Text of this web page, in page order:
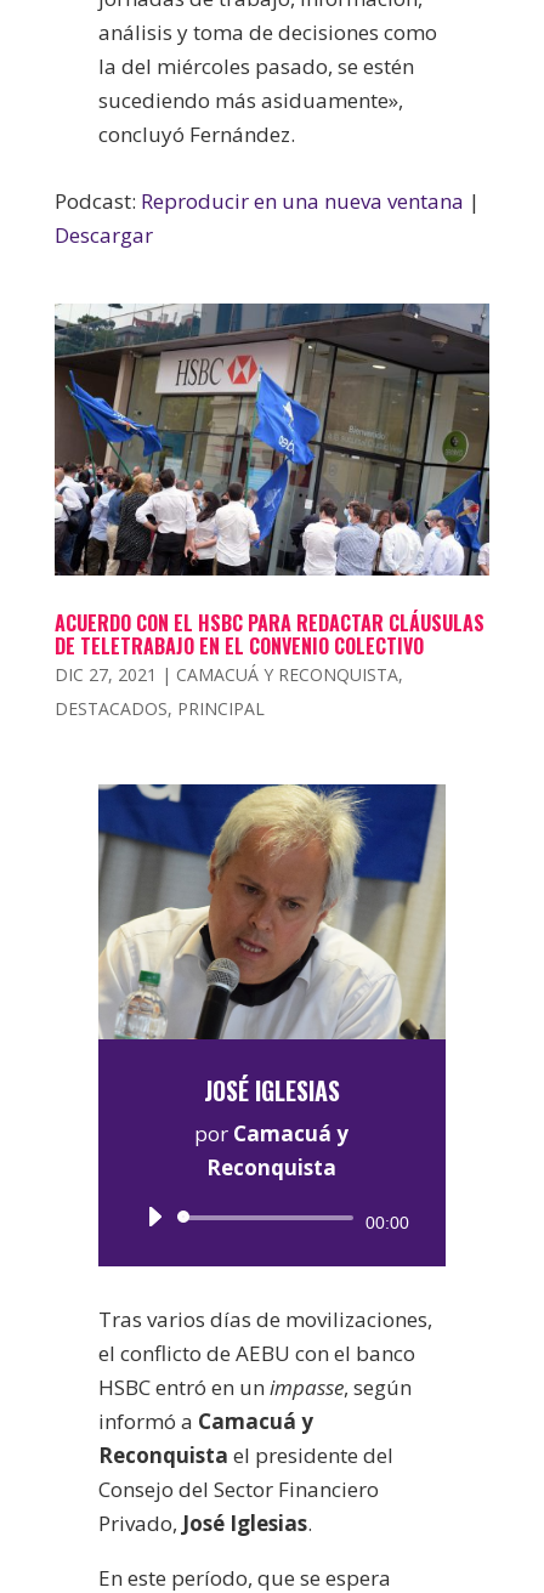
análisis y toma de decisiones como
la del miércoles pasado, se estén
sucediendo más asiduamente»,
concluyó Fernández.
Podcast: Reproducir en una nueva ventana |
Descargar
ACUERDO CON EL HSBC PARA REDACTAR CLÁUSULAS
DE TELETRABAJO EN EL CONVENIO COLECTIVO
DIC 27, 2021 | CAMACUÁ Y RECONQUISTA,
DESTACADOS, PRINCIPAL
JOSÉ IGLESIAS
por Camacuá y
Reconquista
Reproductor
00:00
Tras varios días de movilizaciones,
el conflicto de AEBU con el banco
HSBC entró en un impasse, según
informó a Camacuá y
Reconquista el presidente del
Consejo del Sector Financiero
Privado, José Iglesias.
En este período, que se espera